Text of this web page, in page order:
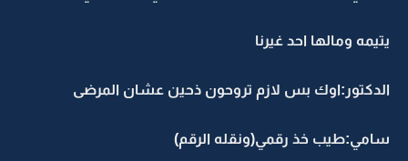
يتيمه ومالها احد غيرنا
الدكتور:اوك بس لازم تروحون ذحين عشان المرضى
سامي:طيب خذ رقمي(ونقله الرقم)